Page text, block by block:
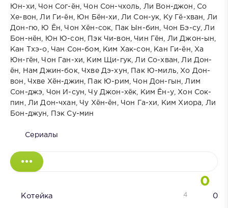
Юн-хи, Чон Сог-ён, Чон Сон-чхоль, Ли Вон-джон, Со
Хе-вон, Ли Ги-ён, Юн Бён-хи, Ли Сон-ук, Ку Гё-хван, Ли
Дон-гю, Ю Ён, Чон Хён-сок, Пак Ын-бин, Чон Бэ-су, Ли
Бон-нён, Юн Ю-сон, Пэк Чи-вон, Чин Гён, Ли Джон-ын,
Кан Тхэ-о, Чан Сон-бом, Ким Хак-сон, Кан Ги-ён, Ха
Юн-гён, Чон Ган-хи, Ким Щи-гук, Ли Со-хван, Ли Дон-
ён, Нам Джин-бок, Чхве Дэ-хун, Пак Ю-миль, Хо Дон-
вон, Чхве Хён-джин, Пак Ю-рим, Чон Дон-гын, Лим
Сон-джэ, Чон И-сун, Чу Джон-хёк, Ким Ён-у, Хон Сок-
пин, Ли Дон-чхан, Чу Хён-ён, Чон Га-хи, Ким Хиора, Ли
Бон-джун, Пэк Су-мин
Сериалы
0
Котейка 0
4